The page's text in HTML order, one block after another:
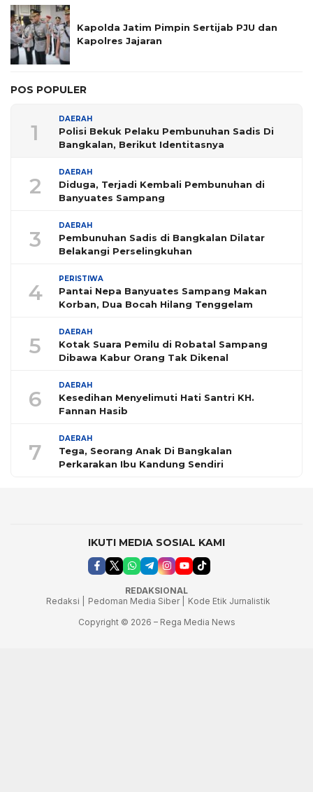
Kapolda Jatim Pimpin Sertijab PJU dan
Kapolres Jajaran
POS POPULER
1
DAERAH
Polisi Bekuk Pelaku Pembunuhan Sadis Di
Bangkalan, Berikut Identitasnya
2
DAERAH
Diduga, Terjadi Kembali Pembunuhan di
Banyuates Sampang
3
DAERAH
Pembunuhan Sadis di Bangkalan Dilatar
Belakangi Perselingkuhan
4
PERISTIWA
Pantai Nepa Banyuates Sampang Makan
Korban, Dua Bocah Hilang Tenggelam
5
DAERAH
Kotak Suara Pemilu di Robatal Sampang
Dibawa Kabur Orang Tak Dikenal
6
DAERAH
Kesedihan Menyelimuti Hati Santri KH.
Fannan Hasib
7
DAERAH
Tega, Seorang Anak Di Bangkalan
Perkarakan Ibu Kandung Sendiri
IKUTI MEDIA SOSIAL KAMI
REDAKSIONAL
Redaksi |
Pedoman Media Siber |
Kode Etik Jurnalistik
Copyright © 2026 – Rega Media News